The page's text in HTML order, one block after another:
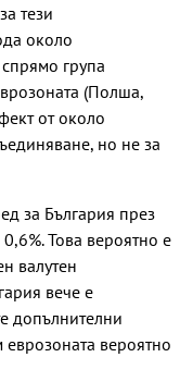
тези
около
група
(Полша,
от около
но не за
за България през
Това вероятно е
валутен
вече е
допълнителни
вероятно